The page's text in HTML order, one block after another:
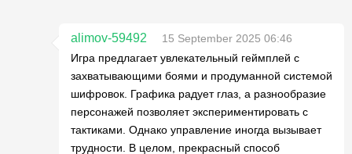
alimov-59492
15 September 2025 06:46
Игра предлагает увлекательный геймплей с
захватывающими боями и продуманной системой
шифровок. Графика радует глаз, а разнообразие
персонажей позволяет экспериментировать с
тактиками. Однако управление иногда вызывает
трудности. В целом, прекрасный способ